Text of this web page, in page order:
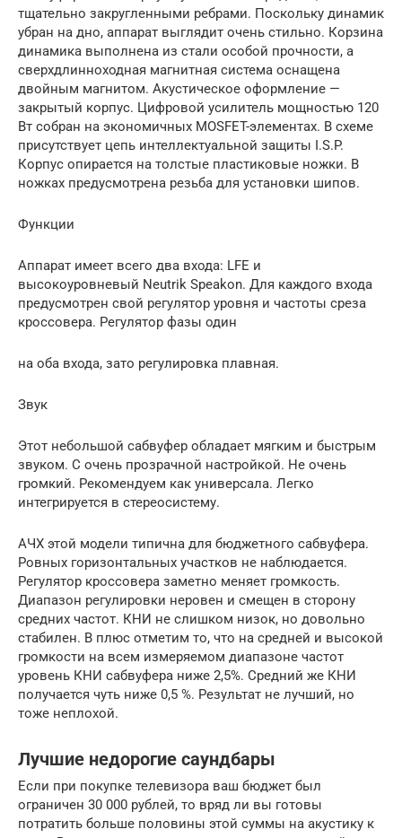
тщательно закругленными ребрами. Поскольку динамик
убран на дно, аппарат выглядит очень стильно. Корзина
динамика выполнена из стали особой прочности, а
сверхдлинноходная магнитная система оснащена
двойным магнитом. Акустическое оформление —
закрытый корпус. Цифровой усилитель мощностью 120
Вт собран на экономичных MOSFET-элементах. В схеме
присутствует цепь интеллектуальной защиты I.S.P.
Корпус опирается на толстые пластиковые ножки. В
ножках предусмотрена резьба для установки шипов.
Функции
Аппарат имеет всего два входа: LFE и
высокоуровневый Neutrik Speakon. Для каждого входа
предусмотрен свой регулятор уровня и частоты среза
кроссовера. Регулятор фазы один
на оба входа, зато регулировка плавная.
Звук
Этот небольшой сабвуфер обладает мягким и быстрым
звуком. С очень прозрачной настройкой. Не очень
громкий. Рекомендуем как универсала. Легко
интегрируется в стереосистему.
АЧХ этой модели типична для бюджетного сабвуфера.
Ровных горизонтальных участков не наблюдается.
Регулятор кроссовера заметно меняет громкость.
Диапазон регулировки неровен и смещен в сторону
средних частот. КНИ не слишком низок, но довольно
стабилен. В плюс отметим то, что на средней и высокой
громкости на всем измеряемом диапазоне частот
уровень КНИ сабвуфера ниже 2,5%. Средний же КНИ
получается чуть ниже 0,5 %. Результат не лучший, но
тоже неплохой.
Лучшие недорогие саундбары
Если при покупке телевизора ваш бюджет был
ограничен 30 000 рублей, то вряд ли вы готовы
потратить больше половины этой суммы на акустику к